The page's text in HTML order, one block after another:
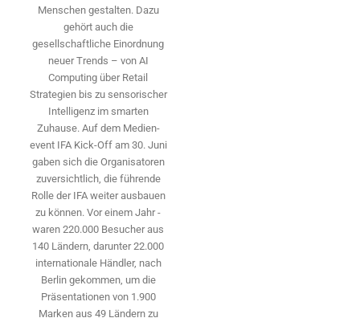
Menschen gestalten. Dazu
gehört auch die
gesellschaftliche Einordnung
neuer Trends – von AI
Computing über Retail
Strategien bis zu sensorischer
Intelligenz im smarten
Zuhause. Auf dem Medien­
event IFA Kick-Off am 30. Juni
gaben sich die Organisatoren
zuversichtlich, die führende
Rolle der IFA weiter ausbauen
zu können. Vor einem Jahr ­
waren 220.000 Besucher aus
140 ­Ländern, ­darunter 22.000
internationale Händler, nach
Berlin gekommen, um die
Präsen­tationen von 1.900
Marken aus 49 Ländern zu